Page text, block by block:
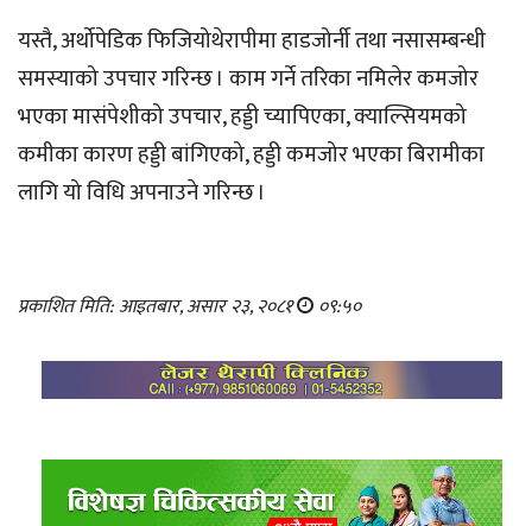
यस्तै, अर्थोपेडिक फिजियोथेरापीमा हाडजोर्नी तथा नसासम्बन्धी
समस्याको उपचार गरिन्छ । काम गर्ने तरिका नमिलेर कमजोर
भएका मासंपेशीको उपचार, हड्डी च्यापिएका, क्याल्सियमको
कमीका कारण हड्डी बांगिएको, हड्डी कमजोर भएका बिरामीका
लागि यो विधि अपनाउने गरिन्छ ।
प्रकाशित मिति: आइतबार, असार २३, २०८१ ०९:५०